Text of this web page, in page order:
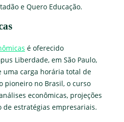
e Quero Educação.
é oferecido
Liberdade, em São Paulo,
uma carga horária total de
pioneiro no Brasil, o curso
econômicas, projeções
de estratégias empresariais.